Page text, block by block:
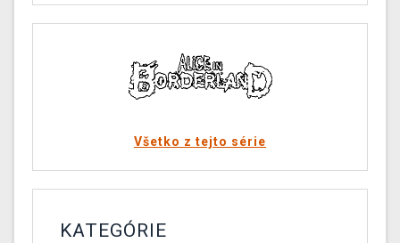
Všetko z tejto série
KATEGÓRIE